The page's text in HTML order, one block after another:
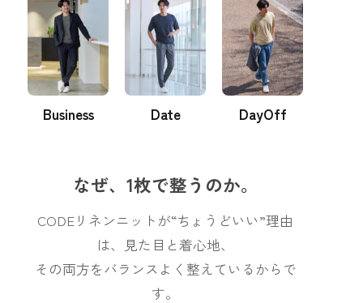
Business Date DayOff
なぜ、1枚で整うのか。
CODEリネンニットが“ちょうどいい”理由
は、見た目と着心地、
その両方をバランスよく整えているからで
す。